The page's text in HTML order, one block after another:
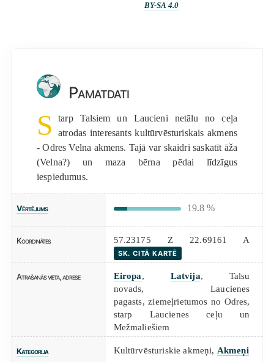
BY-SA 4.0
Pamatdati
S
tarp Talsiem un Laucieni netālu no ceļa
atrodas interesants kultūrvēsturiskais akmens
- Odres Velna akmens. Tajā var skaidri saskatīt āža
(Velna?) un maza bērna pēdai līdzīgus
iespiedumus.
Vērtējums 19.8 %
Koordinātes 57.23175 Z 22.69161 A
SK. CITĀ KARTĒ
Atrašanās vieta, adrese Eiropa, Latvija, Talsu
novads, Laucienes
pagasts, ziemeļrietumos no Odres,
starp Laucienes ceļu un
Mežmaliešiem
Kategorija Kultūrvēsturiskie akmeņi, Akmeņi